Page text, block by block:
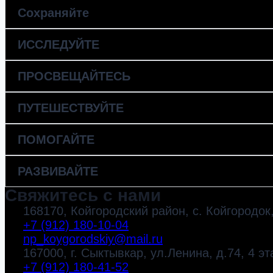
Сохраняйте
ИССЛЕДУЙТЕ
ПРОСВЕЩАЙТЕСЬ
ПУТЕШЕСТВУЙТЕ
ПОМОГАЙТЕ
РАЗВИВАЙТЕ
Свяжитесь с нами
168170, Койгородский район, с.
+7 (912) 180-10-04
np_koygorodskiy@mail.ru
167000, г. Сыктывкар, ул.Ленина, д.74, 4
+7 (912) 180-41-52